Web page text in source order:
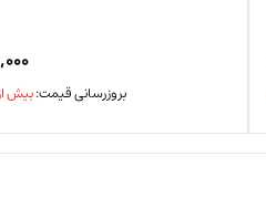
بروزرسانی قیمت:بیش